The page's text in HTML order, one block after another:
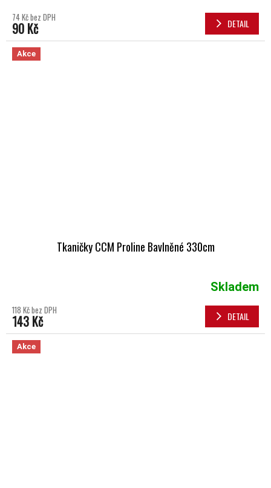
74 Kč bez DPH
90 Kč DETAIL
Akce
Tkaničky CCM Proline Bavlněné 330cm
Skladem
118 Kč bez DPH
143 Kč DETAIL
Akce